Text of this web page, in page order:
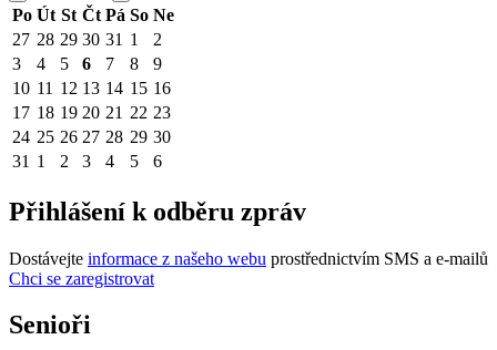
Po Út St Čt Pá So Ne
27 28 29 30 31 1
2
3
4 5 6 7 8
9
10 11 12 13 14 15 16
17 18 19 20 21 22 23
24 25 26 27 28 29 30
31 1 2 3 4 5 6
Přihlášení k odběru zpráv
Dostávejte informace z našeho webu prostřednictvím SMS a e-mailů
Chci se zaregistrovat
Senioři